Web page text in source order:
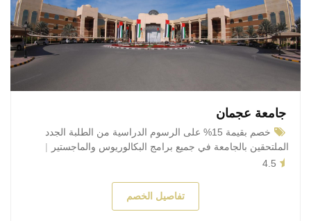
جامعة عجمان
خصم بقيمة 15% على الرسوم الدراسية من الطلبة الجدد
الملتحقين بالجامعة في جميع برامج البكالوريوس والماجستير
4.5
تفاصيل الخصم